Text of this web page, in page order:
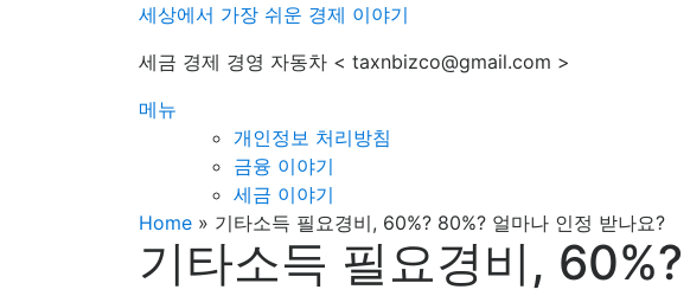
세상에서 가장 쉬운 경제 이야기
세금 경제 경영 자동차 < taxnbizco@gmail.com >
메뉴
개인정보 처리방침
금융 이야기
세금 이야기
Home » 기타소득 필요경비, 60%? 80%? 얼마나 인정 받나요?
기타소득 필요경비,